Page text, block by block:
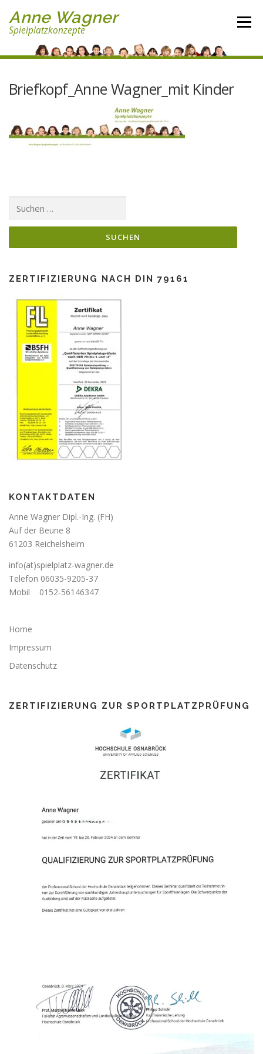
zum
Inhalt
Anne Wagner
Spielplatzkonzepte
Menü
Briefkopf_Anne Wagner_mit Kinder
Suchen
ZERTIFIZIERUNG NACH DIN 79161
KONTAKTDATEN
Anne Wagner Dipl.-Ing. (FH)
Auf der Beune 8
61203 Reichelsheim
info(at)spielplatz-wagner.de
Telefon 06035-9205-37
Mobil 0152-56146347
Home
Impressum
Datenschutz
ZERTIFIZIERUNG ZUR SPORTPLATZPRÜFUNG